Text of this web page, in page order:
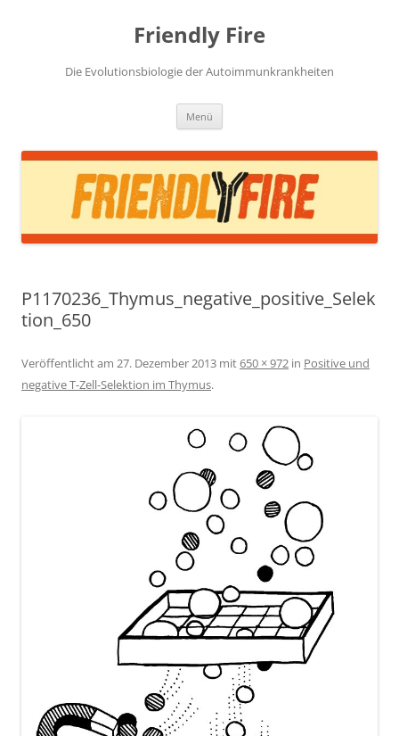
Friendly Fire
Die Evolutionsbiologie der Autoimmunkrankheiten
Menü
P1170236_Thymus_negative_positive_Selek
tion_650
Veröffentlicht am 27. Dezember 2013 mit650 × 972 in Positive und
negative T-Zell-Selektion im Thymus.